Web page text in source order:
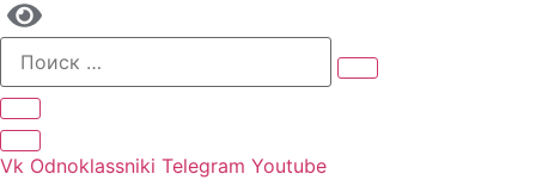
Vk Odnoklassniki Telegram Youtube